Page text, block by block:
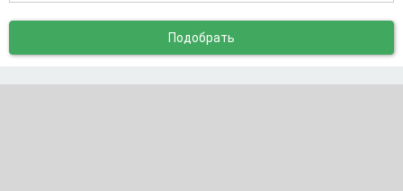
Подобрать